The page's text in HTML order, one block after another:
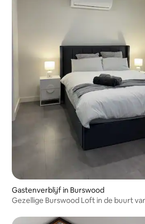
Gastenverblijf in Burswood
Gezellige Burswood Loft in de buurt